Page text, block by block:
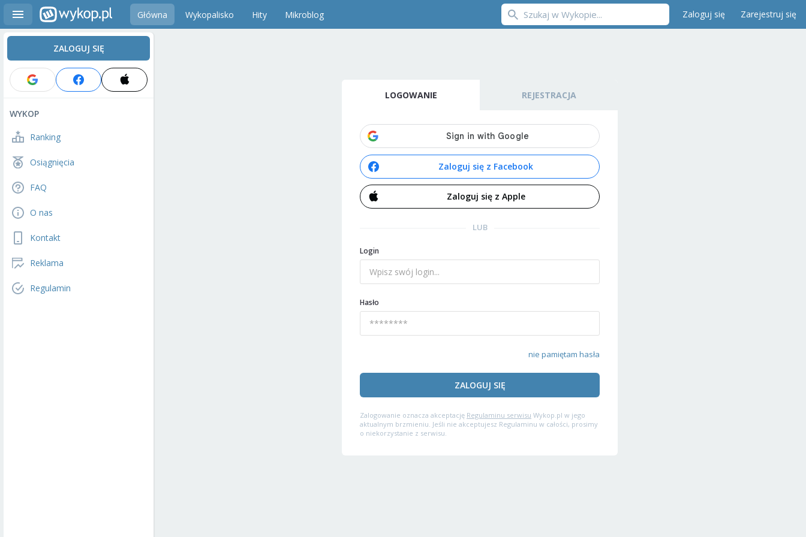
Główna Wykopalisko Hity Mikroblog Zaloguj się Zarejestruj się
ZALOGUJ SIĘ
WYKOP
Ranking
Osiągnięcia
FAQ
O nas
Kontakt
Reklama
Regulamin
LOGOWANIE REJESTRACJA
Zaloguj się z Facebook
Zaloguj się z Apple
LUB
Login
Hasło
nie pamiętam hasła
ZALOGUJ SIĘ
Zalogowanie oznacza akceptację Regulaminu serwisu Wykop.pl w jego
aktualnym brzmieniu. Jeśli nie akceptujesz Regulaminu w całości, prosimy
o niekorzystanie z serwisu.